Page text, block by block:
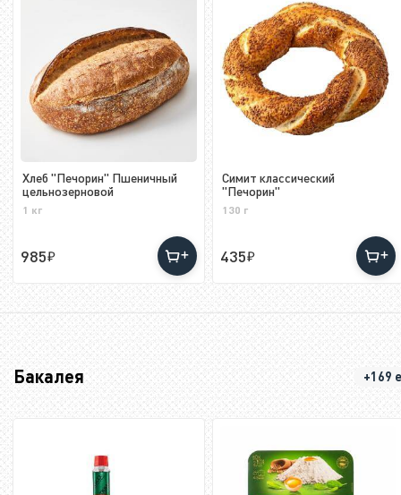
Хлеб "Печорин" Пшеничный
цельнозерновой
1 кг
985
Симит классический
"Печорин"
130 г
435
Бакалея +169